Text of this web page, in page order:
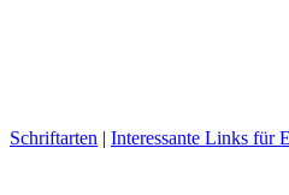
Schriftarten | Interessante Links für